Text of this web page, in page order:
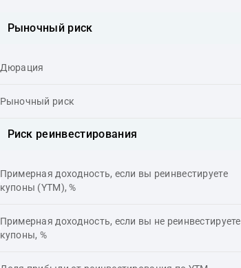
Рыночный риск
Дюрация
Рыночный риск
Риск реинвестирования
Примерная доходность, если вы реинвестируете
купоны (YTM), %
Примерная доходность, если вы не реинвестируете
купоны, %